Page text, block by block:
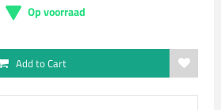
Op voorraad
Add to Cart